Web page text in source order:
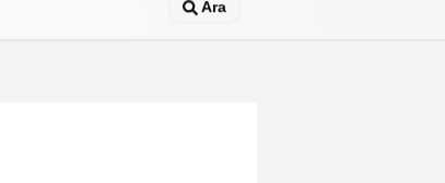
Ara